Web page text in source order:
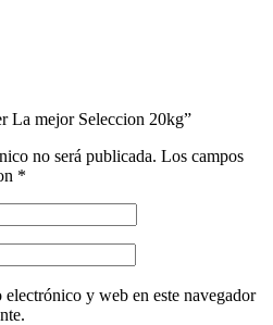
La mejor Seleccion 20kg”
no será publicada. Los campos
*
y web en este navegador